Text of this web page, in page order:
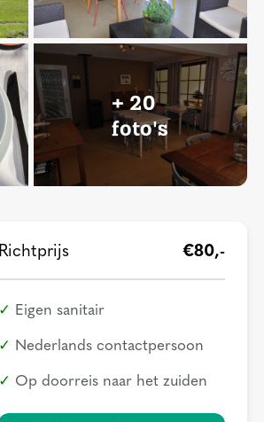
+ 20
foto's
Richtprijs €80,-
Eigen sanitair
Nederlands contactpersoon
Op doorreis naar het zuiden